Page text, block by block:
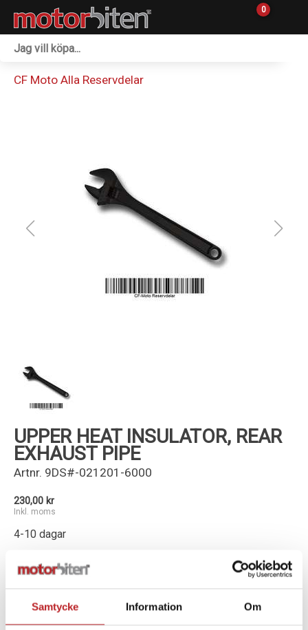
Samtycke Information Om
0
Reservdelar
Sprängskisser
CF Moto Alla Reservdelar
UPPER HEAT INSULATOR, REAR
EXHAUST PIPE
Artnr. 9DS#-021201-6000
230,00 kr
Inkl. moms
4-10 dagar